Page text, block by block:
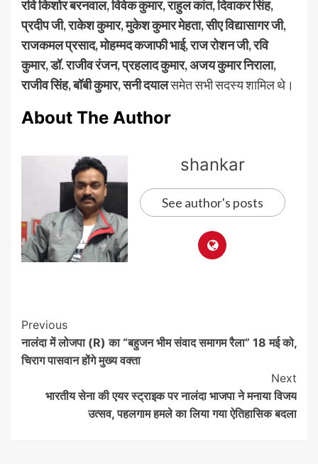
रवि किशोर बरनवाल, विवेक कुमार, राहुल कांत, दिवाकर सिंह,
प्रदीप जी, राकेश कुमार, मुकेश कुमार मेहता, सीए विद्यासागर जी,
राजकमल प्रसाद, मोहम्मद कजाफी भाई, राज रोशन जी, रवि
कुमार, डॉ. राजीव रंजन, प्रहलाद कुमार, अजय कुमार निराला,
राजीव सिंह, बॉबी कुमार, सनी दयालसमेत सभी सदस्य शामिल थे।
About The Author
shankar
See author's posts
Post
Navigation
Previous
नालंदा में लोजपा (R) का “बहुजन भीम संवाद समागम रैला” 18 मई को,
चिराग पासवान होंगे मुख्य वक्ता
Next
भारतीय सेना की एयर स्ट्राइक पर नालंदा भाजपा ने मनाया विजय
उत्सव, पहलगाम हमले का लिया गया ऐतिहासिक बदला